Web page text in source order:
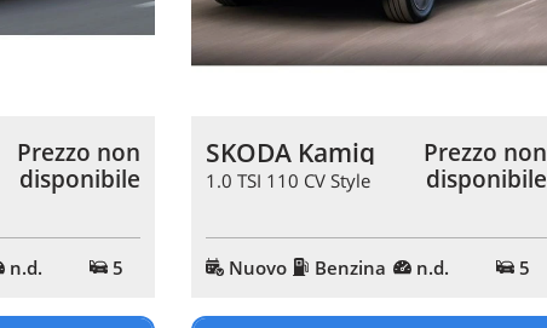
Prezzo non
disponibile
n.d. 5
SKODA Kamiq
1.0 TSI 110 CV Style
Prezzo non
disponibile
Nuovo Benzina n.d. 5